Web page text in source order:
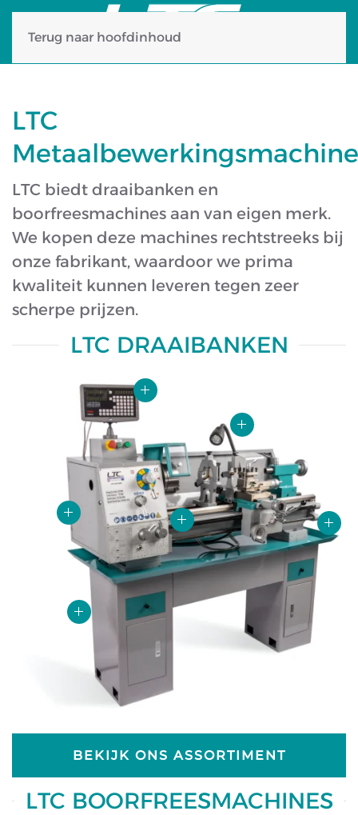
Terug naar hoofdinhoud
LTC
LTC biedt draaibanken en
boorfreesmachines aan van eigen merk.
We kopen deze machines rechtstreeks bij
onze fabrikant, waardoor we prima
kwaliteit kunnen leveren tegen zeer
scherpe prijzen.
LTC DRAAIBANKEN
BEKIJK ONS ASSORTIMENT
LTC BOORFREESMACHINES